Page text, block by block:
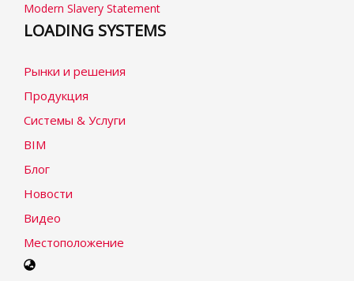
Modern Slavery Statement
LOADING SYSTEMS
Рынки и решения
Продукция
Системы & Услуги
BIM
Блог
Новости
Видео
Местоположение
Select